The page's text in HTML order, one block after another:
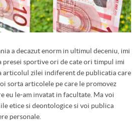
a decazut enorm in ultimul deceniu, imi
presei sportive ori de cate ori timpul imi
articolul zilei indiferent de publicatia care
sorta articolele pe care le promovez
eu le-am invatat in facultate. Ma voi
etice si deontologice si voi publica
personale.